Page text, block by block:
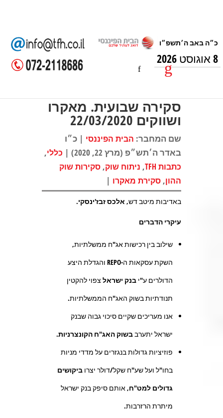
8 אוגוסט 2026
סקירה שבועית. מאקרו
ושווקים 22/03/2020
שם המחבר: הבית הפיננסי | כ״ו
באדר ה׳תש״פ (מרץ 22, 2020) |
כללי,
כתבות TFH , ניתוח שוק, סקירות שוק
ההון, סקירת מאקרו |
באדיבות מיטב דש, אלכס זבז'ינסקי.
עיקרי הדברים
שילוב בין רכישות אג"ח ממשלתיות,
השקת עסקאות ה-REPO והגדלת היצע
הדולרים ע"י בנק ישראל צפוי להקטין
תנודתיות בשוק האג"ח הממשלתיות.
אנו מעריכים שקיים סיכוי גבוה שבנק
ישראל יתערבבשוק האג"ח הקונצרניות.
פוזיציות גדולות בנגזרים על מדדי מניות
בחו"ל ועל שע"ח שקל/דולר יצרו ביקושים
גדולים למט"ח, אותם סיפק בנק ישראל
מיתרת הרזרבות.